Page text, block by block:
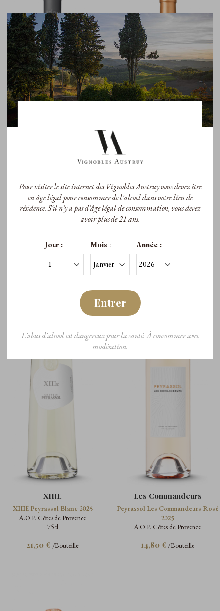
Pour visiter le site internet des Vignobles Austruy vous devez être
en âge légal pour consommer de l'alcool dans votre lieu de
résidence. S'il n'y a pas d'âge légal de consommation, vous devez
avoir plus de 21 ans.
Jour : Mois : Année :
Entrer
L'abus d'alcool est dangereux pour la santé. À consommer avec
modération.
#Lou by Peyrassol
#Lou by Peyrassol Blanc 2025
A.O.P. Côtes de Provence
11,90 €/Bouteille
XIIIE
XIIIE Peyrassol Rouge 2024
A.O.P. Côtes de Provence
23,50 €
XIIIE
XIIIE Peyrassol Blanc 2025
A.O.P. Côtes de Provence
75cl
21,50 € /Bouteille
Les Commandeurs
Peyrassol Les Commandeurs Rosé
2025
A.O.P. Côtes de Provence
14,80 € /Bouteille